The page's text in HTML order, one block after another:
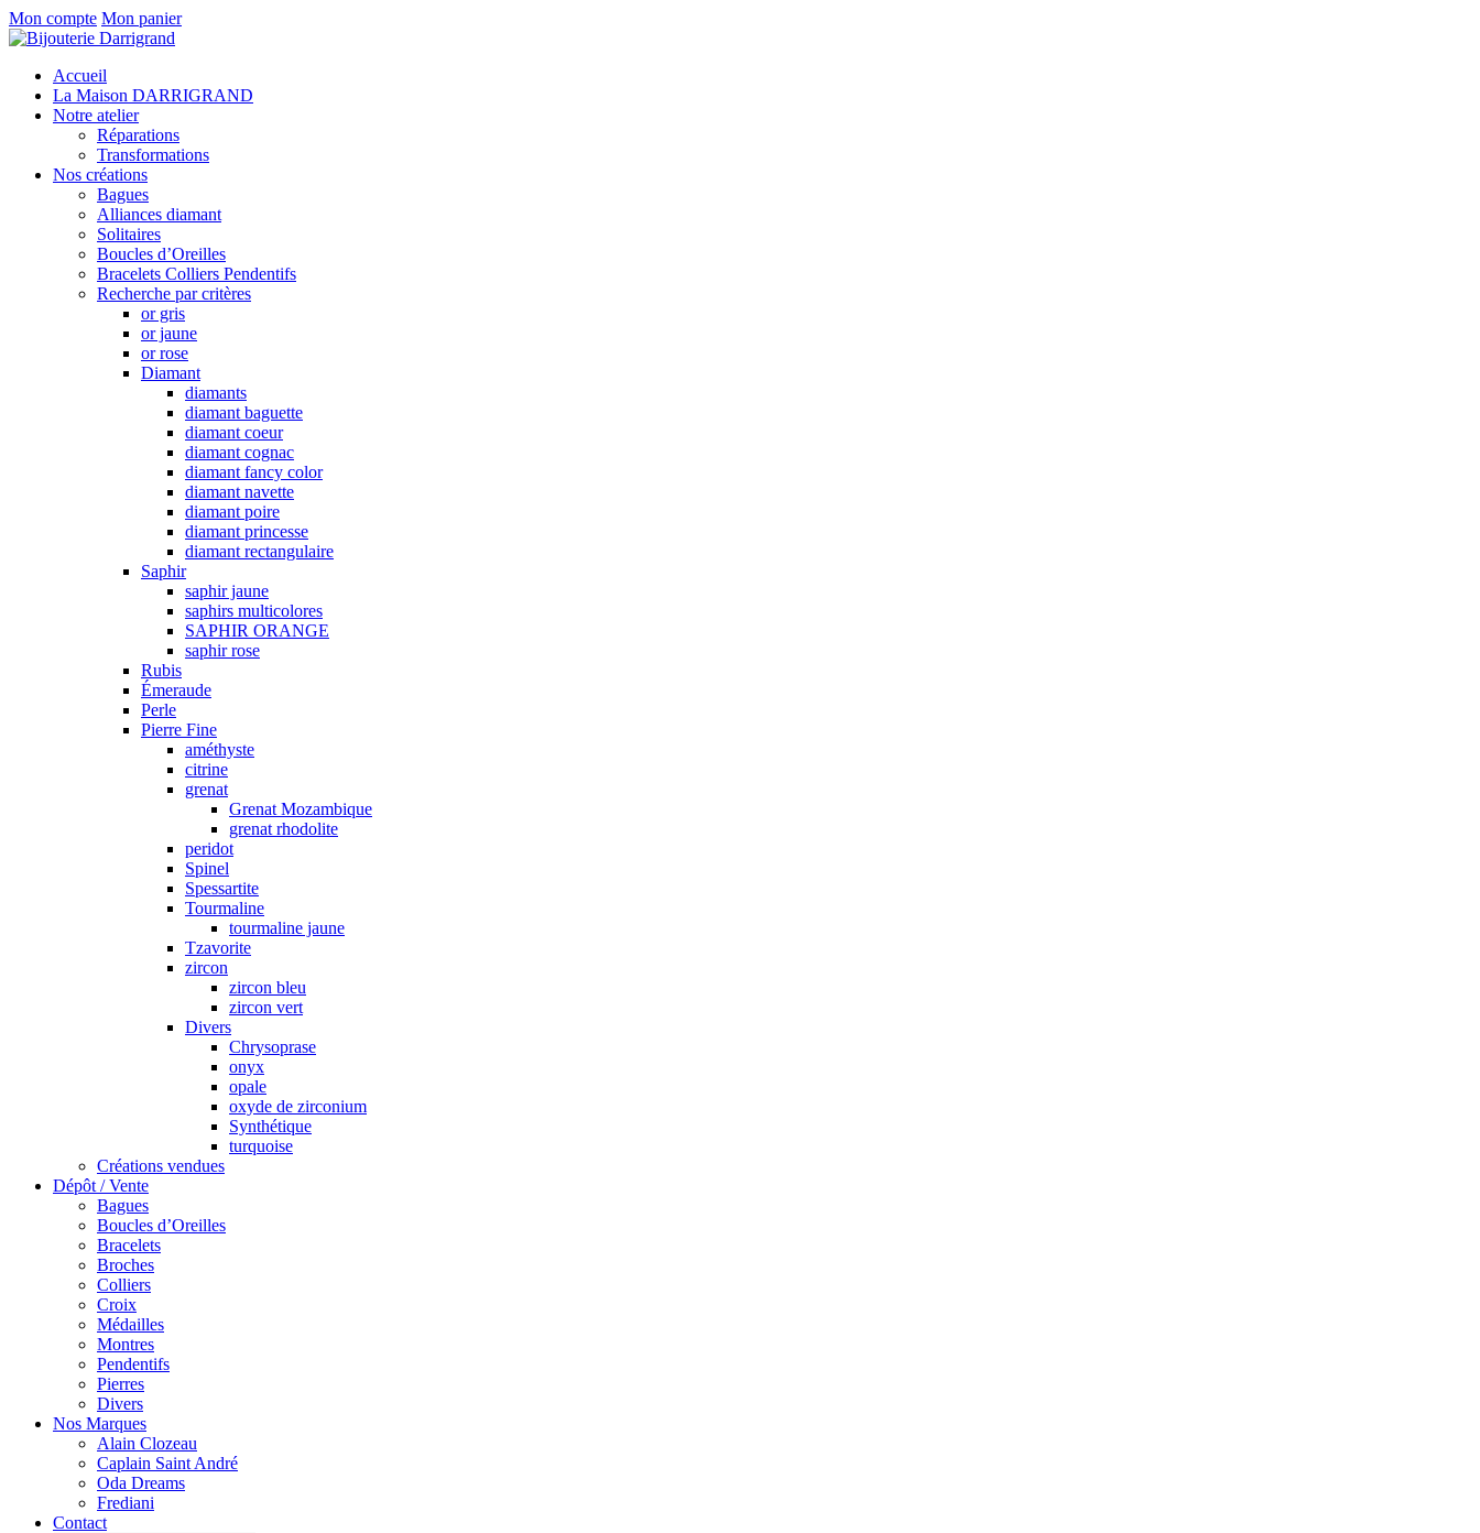
Mon compte Mon panier
Accueil
La Maison DARRIGRAND
Notre atelier
Réparations
Transformations
Nos créations
Bagues
Alliances diamant
Solitaires
Boucles d’Oreilles
Bracelets Colliers Pendentifs
Recherche par critères
or gris
or jaune
or rose
Diamant
diamants
diamant baguette
diamant coeur
diamant cognac
diamant fancy color
diamant navette
diamant poire
diamant princesse
diamant rectangulaire
Saphir
saphir jaune
saphirs multicolores
SAPHIR ORANGE
saphir rose
Rubis
Émeraude
Perle
Pierre Fine
améthyste
citrine
grenat
Grenat Mozambique
grenat rhodolite
peridot
Spinel
Spessartite
Tourmaline
tourmaline jaune
Tzavorite
zircon
zircon bleu
zircon vert
Divers
Chrysoprase
onyx
opale
oxyde de zirconium
Synthétique
turquoise
Créations vendues
Dépôt / Vente
Bagues
Boucles d’Oreilles
Bracelets
Broches
Colliers
Croix
Médailles
Montres
Pendentifs
Pierres
Divers
Nos Marques
Alain Clozeau
Caplain Saint André
Oda Dreams
Frediani
Contact